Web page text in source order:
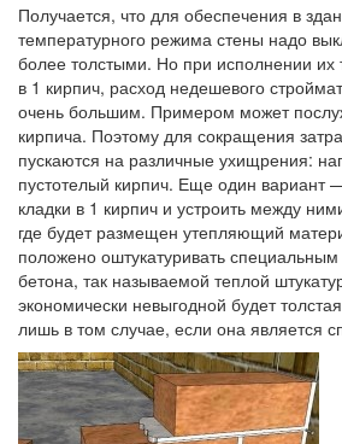
Получается, что для обеспечения в
температурного режима стены надо
более толстыми. Но при исполнении
в 1 кирпич, расход недешевого
очень большим. Примером может
кирпича. Поэтому для сокращения
пускаются на различные ухищрения:
пустотелый кирпич. Еще один вариант
кладки в 1 кирпич и устроить между
где будет размещен утепляющий
положено оштукатуривать
бетона, так называемой теплой
экономически невыгодной будет
лишь в том случае, если она является